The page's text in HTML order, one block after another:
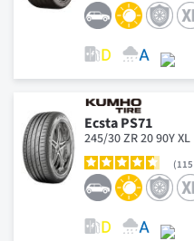
Ecsta PS71
245/30 ZR 20 90Y XL
115